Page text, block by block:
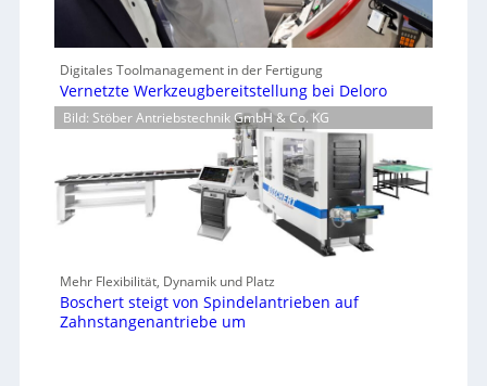
Digitales Toolmanagement in der Fertigung
Vernetzte Werkzeugbereitstellung bei Deloro
Bild: Stöber Antriebstechnik GmbH & Co. KG
Mehr Flexibilität, Dynamik und Platz
Boschert steigt von Spindelantrieben auf
Zahnstangenantriebe um